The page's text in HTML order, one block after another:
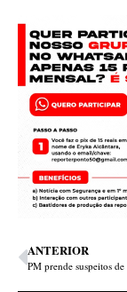
ANTERIOR